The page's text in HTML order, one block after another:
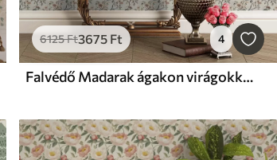
6125Ft3675 Ft 4
Falvédő Madarak ágakon virágokkal retro akvarell stílusban